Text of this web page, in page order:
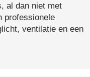
al dan niet met
professionele
ventilatie en een